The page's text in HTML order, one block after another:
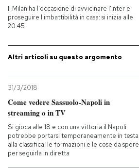
NEWSLETTER
I MIEI PREFERITI
SHOP
CALENDARIO
AREA PERSONALE
Il Milan ha l'occasione di avvicinare l'Inter e
proseguire l'imbattibilità in casa: si inizia alle
20.45
Altri articoli su questo argomento
31/3/2018
Come vedere Sassuolo-Napoli in
streaming o in TV
Si gioca alle 18 e con una vittoria il Napoli
potrebbe portarsi temporaneamente in testa
alla classifica: le formazioni e le cose da spere
per seguirla in diretta